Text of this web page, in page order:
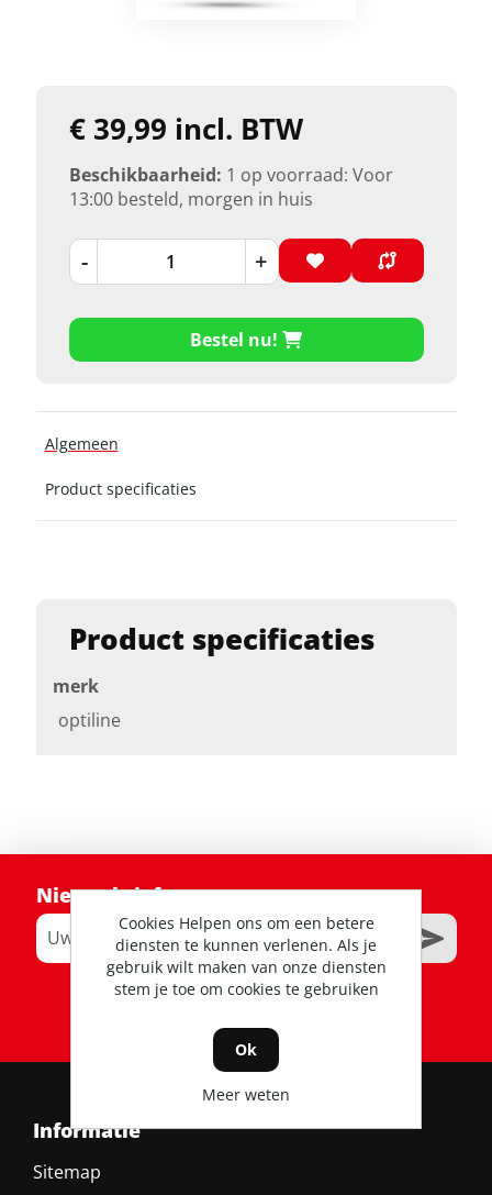
Product specificaties
merk
optiline
€ 39,99 incl. BTW
Beschikbaarheid: 1 op voorraad: Voor
13:00 besteld, morgen in huis
- +
Bestel nu!
Algemeen
Product specificaties
Nieuwsbrief
RSS
Informatie
Sitemap
Cookies Helpen ons om een betere
diensten te kunnen verlenen. Als je
gebruik wilt maken van onze diensten
stem je toe om cookies te gebruiken
Ok
Meer weten